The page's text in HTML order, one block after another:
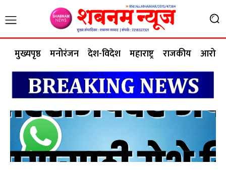
मुख्यपृष्ठ मनोरंजन देश-विदेश महाराष्ट्र राजकीय आरोग्य